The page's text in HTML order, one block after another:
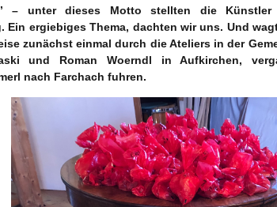
– unter dieses Motto stellten die
Ein ergiebiges Thema, dachten wir uns. Und
zunächst einmal durch die Ateliers in der
und Roman Woerndl in Aufkirchen,
nach Farchach fuhren.